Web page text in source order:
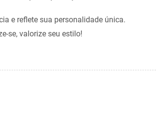
e reflete sua personalidade única.
se, valorize seu estilo!